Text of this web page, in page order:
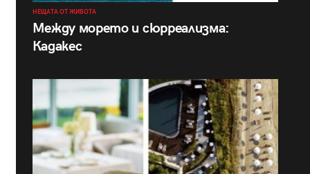
НЕЩАТА ОТ ЖИВОТА
Между морето и сюрреализма:
Кадакес